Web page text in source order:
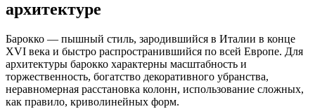
архитектуре
Барокко — пышный стиль, зародившийся в Италии в конце
XVI века и быстро распространившийся по всей Европе. Для
архитектуры барокко характерны масштабность и
торжественность, богатство декоративного убранства,
неравномерная расстановка колонн, использование сложных,
как правило, криволинейных форм.